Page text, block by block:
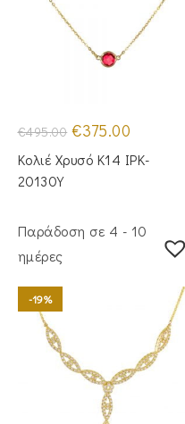
€495.00 Original
price
was:
€495.00.
€375.00
τιμή
είναι:
Κολιέ Χρυσό Κ14 IPK-
20130Y
Παράδοση σε 4 - 10
ημέρες
-19%